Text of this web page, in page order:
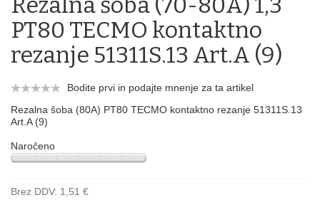
PT80 TECMO kontaktno
rezanje 51311S.13 Art.A (9)
Bodite prvi in podajte mnenje za ta artikel
Rezalna šoba (80A) PT80 TECMO kontaktno rezanje 51311S.13
Art.A (9)
Naročeno
Brez DDV: 1,51 €